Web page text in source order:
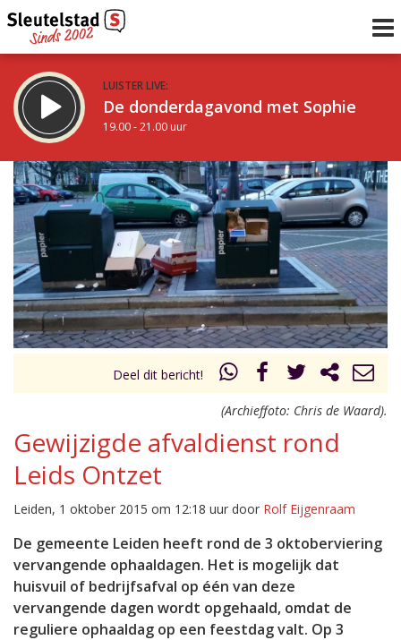
LUISTER LIVE:
De donderdagavond met Sophie
19.00 - 21.00 uur
STRAKS:
De avond van Sleutelstad
21.00 - 0.00 uur
Vorig uur
uur 1 van 0 Volgend uur
Inklappen
Deel dit bericht!
(Archieffoto: Chris de Waard).
Gewijzigde afvaldienst rond
Leids Ontzet
Leiden, 1 oktober 2015 om 12:18 uur door Rolf Eijgenraam
De gemeente Leiden heeft rond de 3 oktoberviering
vervangende ophaaldagen. Het is mogelijk dat
huisvuil of bedrijfsafval op één van deze
vervangende dagen wordt opgehaald, omdat de
reguliere ophaaldag op een feestdag valt. Op 3